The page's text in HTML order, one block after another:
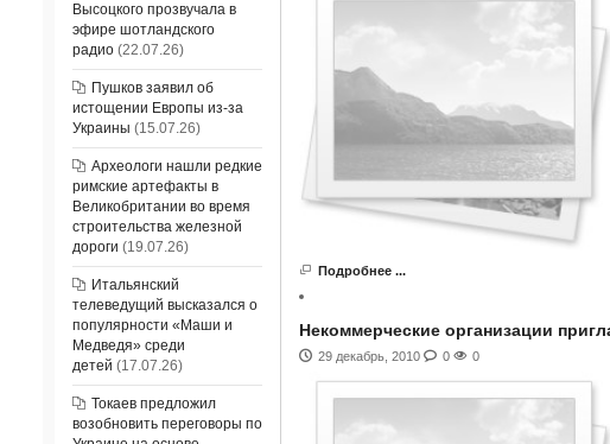
Подробнее ...
Некоммерческие организации
29 декабрь, 2010 0 0
Высоцкого прозвучала в
эфире шотландского
радио(22.07.26)
Пушков заявил об
истощении Европы из-за
Украины (15.07.26)
Археологи нашли редкие
римские артефакты в
Великобритании во время
строительства железной
дороги (19.07.26)
Итальянский
телеведущий высказался о
популярности «Маши и
Медведя» среди
детей (17.07.26)
Токаев предложил
возобновить переговоры по